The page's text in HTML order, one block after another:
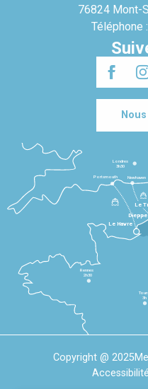
76824 Mont-
Téléphone
Le Havre
Dieppe
Le
Rennes
2h30
3h
Londres
3h30
Newhaven
Portsmouth
Copyright @ 2025